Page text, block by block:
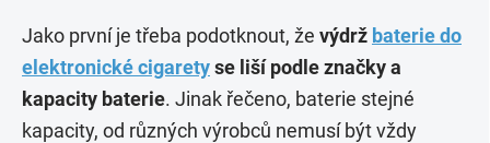
Jako první je třeba podotknout, že výdrž baterie do
elektronické cigarety se liší podle značky a
kapacity baterie. Jinak řečeno, baterie stejné
kapacity, od různých výrobců nemusí být vždy